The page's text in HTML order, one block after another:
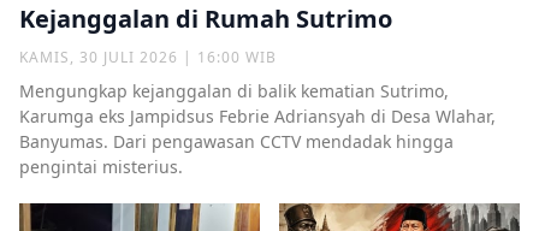
Kejanggalan di Rumah Sutrimo
KAMIS, 30 JULI 2026 | 16:00 WIB
Mengungkap kejanggalan di balik kematian Sutrimo,
Karumga eks Jampidsus Febrie Adriansyah di Desa Wlahar,
Banyumas. Dari pengawasan CCTV mendadak hingga
pengintai misterius.